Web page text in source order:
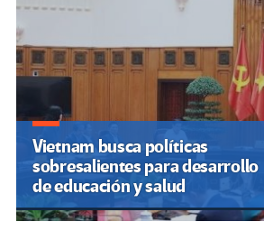
Vietnam busca políticas
sobresalientes para desarrollo
de educación y salud